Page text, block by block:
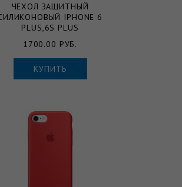
ЧЕХОЛ ЗАЩИТНЫЙ
IPHONE 6
PLUS,6S PLUS
1700.00 РУБ.
КУПИТЬ